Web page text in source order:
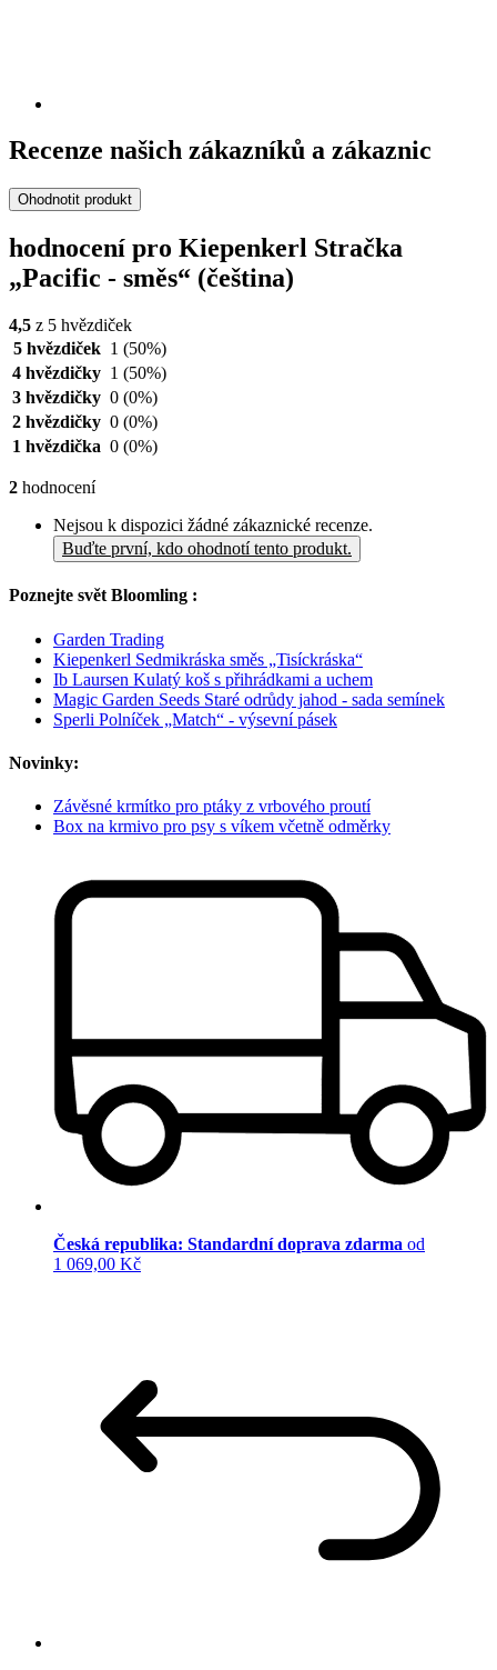
Recenze našich zákazníků a zákaznic
Ohodnotit produkt
hodnocení pro Kiepenkerl Stračka
„Pacific - směs“ (čeština)
4,5 z 5 hvězdiček
5 hvězdiček 1 (50%)
4 hvězdičky 1 (50%)
3 hvězdičky 0 (0%)
2 hvězdičky 0 (0%)
1 hvězdička 0 (0%)
2 hodnocení
Nejsou k dispozici žádné zákaznické recenze.
Buďte první, kdo ohodnotí tento produkt.
Poznejte svět Bloomling :
Garden Trading
Kiepenkerl Sedmikráska směs „Tisíckráska“
Ib Laursen Kulatý koš s přihrádkami a uchem
Magic Garden Seeds Staré odrůdy jahod - sada semínek
Sperli Polníček „Match“ - výsevní pásek
Novinky:
Závěsné krmítko pro ptáky z vrbového proutí
Box na krmivo pro psy s víkem včetně odměrky
Česká republika: Standardní doprava zdarma od
1 069,00 Kč